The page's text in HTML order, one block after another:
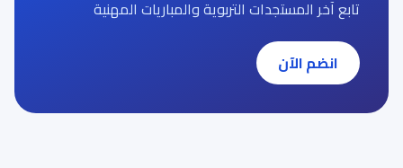
تابع آخر المستجدات التربوية والمباريات المهنية
انضم الآن